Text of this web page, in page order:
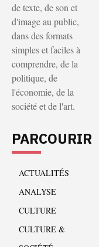
de texte, de son et
d'image au public,
dans des formats
simples et faciles à
comprendre, de la
politique, de
l'économie, de la
société et de l'art.
PARCOURIR
ACTUALITÉS
ANALYSE
CULTURE
CULTURE &